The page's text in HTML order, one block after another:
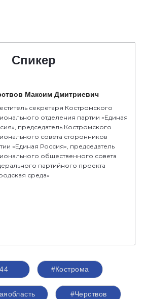
Спикер
Максим Дмитриевич
секретаря Костромского
отделения партии «Единая
председатель Костромского
совета сторонников
«Единая Россия», председатель
общественного совета
партийного проекта
среда»
#Кострома
#Черствов